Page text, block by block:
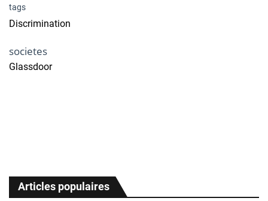
tags
Discrimination
societes
Glassdoor
Articles populaires